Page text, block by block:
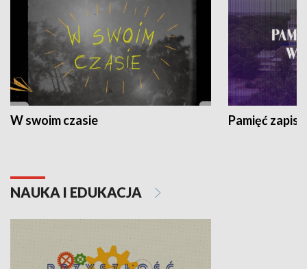
W swoim czasie Pamięć
NAUKA I EDUKACJA